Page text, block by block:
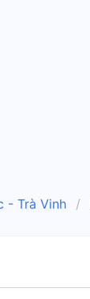
- Trà Vinh